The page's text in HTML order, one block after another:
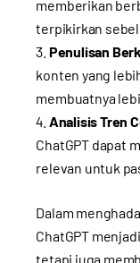
memberikan
terpikirkan
Penulisan
konten yang
membuatnya
Analisis Tren
ChatGPT dapat
relevan untuk
Dalam
ChatGPT
tetapi juga